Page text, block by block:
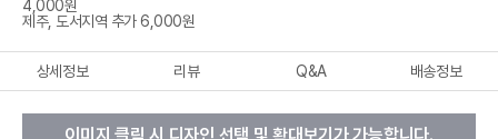
4,000원
제주, 도서지역 추가 6,000원
상세정보 리뷰 Q&A 배송정보
이미지 클릭 시 디자인 선택 및 확대보기가 가능합니다.